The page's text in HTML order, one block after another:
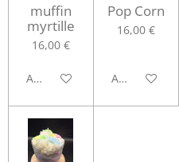
muffin
myrtille
16,00 €
Ajouter au panier
Pop Corn
16,00 €
Ajouter au